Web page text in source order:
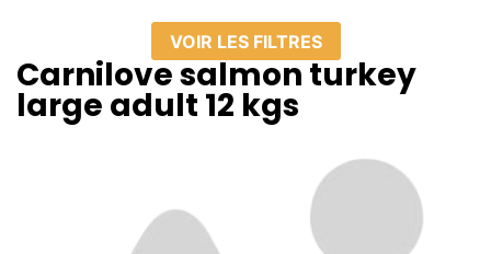
VOIR LES FILTRES
Carnilove salmon turkey
large adult 12 kgs